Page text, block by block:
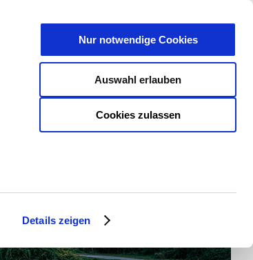
Details zeigen
Cookies zulassen
Auswahl erlauben
Nur notwendige Cookies
SCHRIFTGRÖßE: